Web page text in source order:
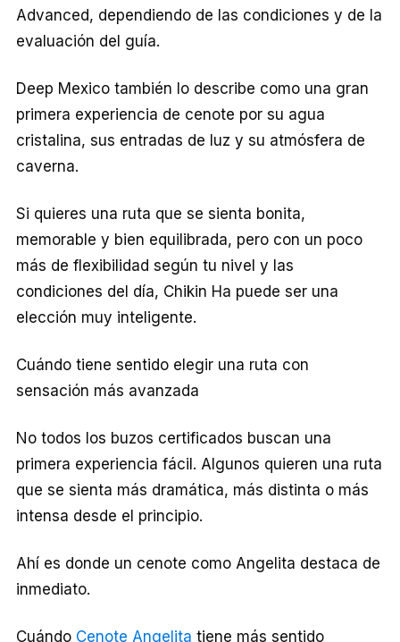
Advanced, dependiendo de las condiciones y de la
evaluación del guía.
Deep Mexico también lo describe como una gran
primera experiencia de cenote por su agua
cristalina, sus entradas de luz y su atmósfera de
caverna.
Si quieres una ruta que se sienta bonita,
memorable y bien equilibrada, pero con un poco
más de flexibilidad según tu nivel y las
condiciones del día, Chikin Ha puede ser una
elección muy inteligente.
Cuándo tiene sentido elegir una ruta con
sensación más avanzada
No todos los buzos certificados buscan una
primera experiencia fácil. Algunos quieren una ruta
que se sienta más dramática, más distinta o más
intensa desde el principio.
Ahí es donde un cenote como Angelita destaca de
inmediato.
Cuándo Cenote Angelita tiene más sentido